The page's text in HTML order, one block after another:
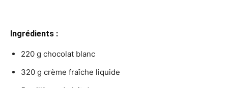
Ingrédients :
220 g chocolat blanc
320 g crème fraîche liquide